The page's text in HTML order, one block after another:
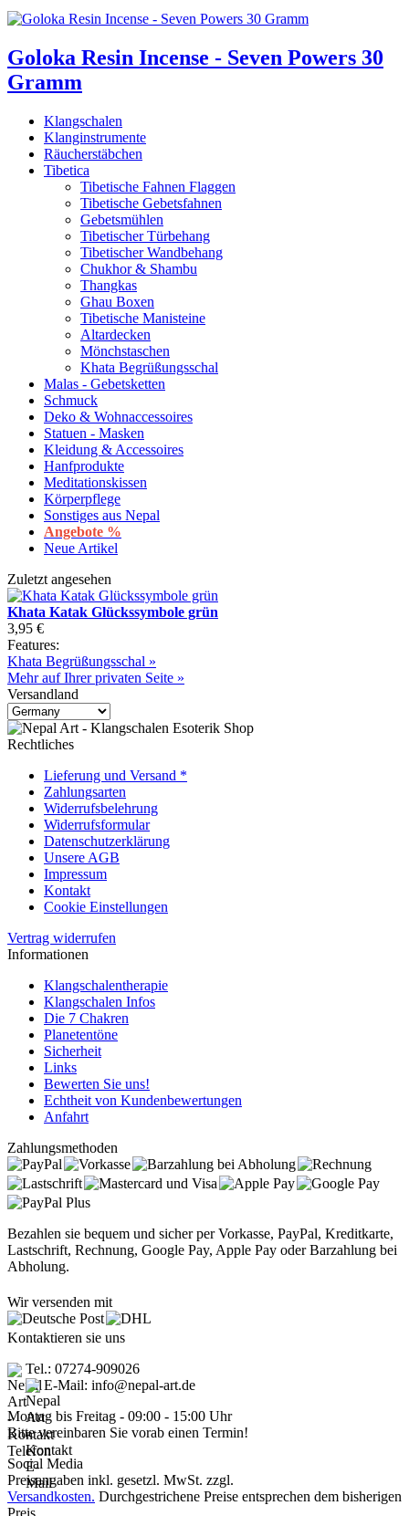
Goloka Resin Incense - Seven Powers 30
Gramm
Klangschalen
Klanginstrumente
Räucherstäbchen
Tibetica
Tibetische Fahnen Flaggen
Tibetische Gebetsfahnen
Gebetsmühlen
Tibetischer Türbehang
Tibetischer Wandbehang
Chukhor & Shambu
Thangkas
Ghau Boxen
Tibetische Manisteine
Altardecken
Mönchstaschen
Khata Begrüßungsschal
Malas - Gebetsketten
Schmuck
Deko & Wohnaccessoires
Statuen - Masken
Kleidung & Accessoires
Hanfprodukte
Meditationskissen
Körperpflege
Sonstiges aus Nepal
Angebote %
Neue Artikel
Zuletzt angesehen
Khata Katak Glückssymbole grün
3,95 €
Features:
Khata Begrüßungsschal »
Mehr auf Ihrer privaten Seite »
Versandland
Rechtliches
Lieferung und Versand *
Zahlungsarten
Widerrufsbelehrung
Widerrufsformular
Datenschutzerklärung
Unsere AGB
Impressum
Kontakt
Cookie Einstellungen
Vertrag widerrufen
Informationen
Klangschalentherapie
Klangschalen Infos
Die 7 Chakren
Planetentöne
Sicherheit
Links
Bewerten Sie uns!
Echtheit von Kundenbewertungen
Anfahrt
Zahlungsmethoden
Bezahlen sie bequem und sicher per Vorkasse, PayPal, Kreditkarte,
Lastschrift, Rechnung, Google Pay, Apple Pay oder Barzahlung bei
Abholung.
Wir versenden mit
Kontaktieren sie uns
Tel.: 07274-909026
E-Mail: info@nepal-art.de
Montag bis Freitag - 09:00 - 15:00 Uhr
Bitte vereinbaren Sie vorab einen Termin!
Social Media
Preisangaben inkl. gesetzl. MwSt. zzgl.
Versandkosten. Durchgestrichene Preise entsprechen dem bisherigen
Preis.